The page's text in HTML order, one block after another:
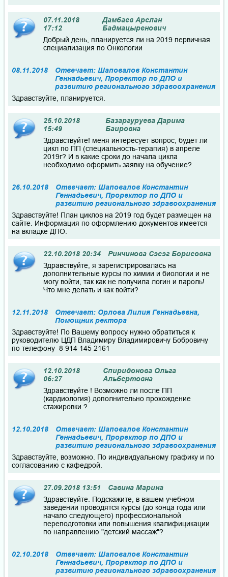
07.11.2018
17:12
Дамбаев Арслан
Бадмацыренович
Добрый день, планируется ли на 2019 первичная
специализация по Онкологии
08.11.2018
Отвечает: Шаповалов Константин
Геннадьевич, Проректор по ДПО и
развитию регионального здравоохранения
Здравствуйте, планируется.
25.10.2018
15:49
Базаргуруева Дарима
Баировна
Здравствуйте! меня интересует вопрос, будет ли
цикл по ПП (специальность-терапия) в апреле
2019г? И в какие сроки до начала цикла
необходимо оформить заявку на обучение?
26.10.2018
Отвечает: Шаповалов Константин
Геннадьевич, Проректор по ДПО и
развитию регионального здравоохранения
Здравствуйте! План циклов на 2019 год будет размещен на
сайте. Информация по оформлению документов имеется
на вкладке ДПО.
22.10.2018 20:34
Ринчинова Сэсэг Борисовна
Здравствуйте, я зарегистрировалась на
дополнительные курсы по химии и биологии и не
могу войти, так как не получила логин и пароль!
Что мне делать и как войти?
12.11.2018
Отвечает: Орлова Лилия Геннадьевна,
Помощник ректора
Здравствуйте! По Вашему вопросу нужно обратиться к
руководителю ЦДП Владимиру Владимировичу Бобровичу
по телефону 8 914 145 2161
12.10.2018
06:27
Спиридонова Ольга
Альбертовна
Здравствуйте ! Возможно ли после ПП
(кардиология) дополнительно прохождение
стажировки ?
12.10.2018
Отвечает: Шаповалов Константин
Геннадьевич, Проректор по ДПО и
развитию регионального здравоохранения
Здравствуйте, возможно. По индивидуальному графику и по
согласованию с кафедрой.
27.09.2018 13:51
Савина Марина
Здравствуйте. Подскажите, в вашем учебном
заведении проводятся курсы (до конца года или
начало следующего) профессиональной
переподготовки или повышения квалифицикации
по направлению "детский массаж"?
02.10.2018
Отвечает: Шаповалов Константин
Геннадьевич, Проректор по ДПО и
развитию регионального здравоохранения